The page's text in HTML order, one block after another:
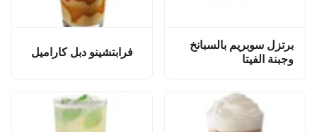
برتزل سوبريم بالسبانخ
وجبنة الفيتا
فرابتشينو دبل كاراميل